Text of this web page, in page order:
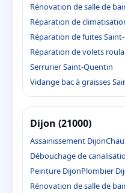
Rénovation de salle de
Réparation de
Réparation de fuites
Réparation de volets
Serrurier Saint-Quentin
Vidange bac à graisses
Dijon (21000)
Assainissement Dijon
Débouchage de
Peinture DijonPlombier
Rénovation de salle de